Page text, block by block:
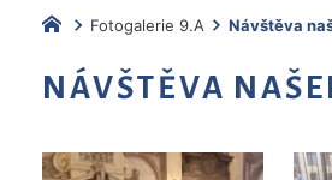
Fotogalerie 9.A Návštěva
NÁVŠTĚVA